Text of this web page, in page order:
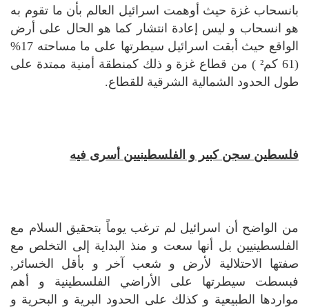
بانسحاب غزة حيث أوهمت اسرائيل العالم بأن ما تقوم به
هو انسحاب و ليس إعادة انتشار كما هو الحال على أرض
الواقع حيث أبقت اسرائيل سيطرتها على ما مساحته 17%
(61 كم² ) من قطاع غزة و ذلك كمنطقة أمنية ممتدة على
طول الحدود الشمالية الشرقية للقطاع.
فلسطين سجن كبير و الفلسطينيين أسرى فيه
من الواضح أن اسرائيل لم ترغب يوماً بتحقيق السلام مع
الفلسطينيين بل أنها سعت و منذ البداية إلى التخلص مع
صفتها الاحتلالية لأرض و شعب آخر و بأقل الخسائر,
فبسطت سيطرتها على الأراضي الفلسطينية و أهم
مواردها الطبيعية و كذلك على الحدود البرية و البحرية و